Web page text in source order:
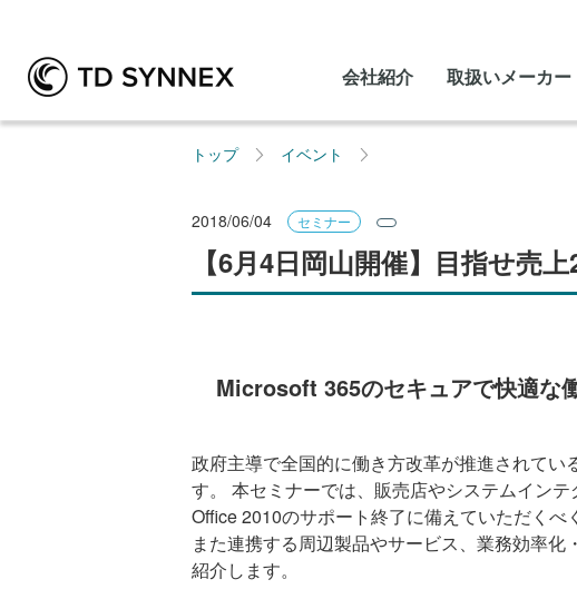
会社紹介 取扱いメーカー
トップ イベント
2018/06/04 セミナー
【6月4日岡山開催】目指せ売
Microsoft 365のセキュアで快適な
政府主導で全国的に働き方改革が推進されて
す。 本セミナーでは、販売店やシステムイン
Office 2010のサポート終了に備えていただくべ
また連携する周辺製品やサービス、業務効率
紹介します。